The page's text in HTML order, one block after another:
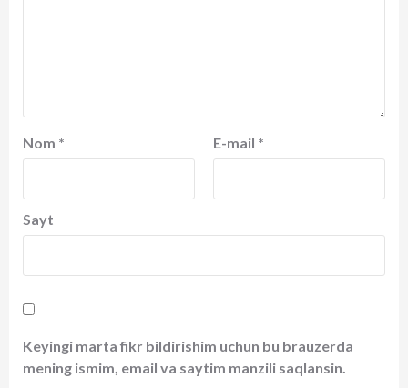
Nom * E-mail *
Sayt
Keyingi marta fikr bildirishim uchun bu brauzerda
mening ismim, email va saytim manzili saqlansin.